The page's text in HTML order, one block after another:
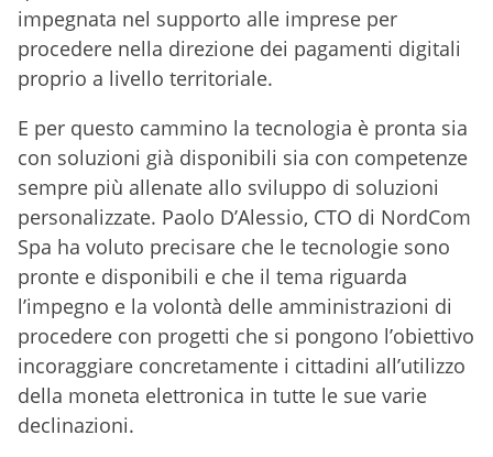
impegnata nel supporto alle imprese per
procedere nella direzione dei pagamenti digitali
proprio a livello territoriale.
E per questo cammino la tecnologia è pronta sia
con soluzioni già disponibili sia con competenze
sempre più allenate allo sviluppo di soluzioni
personalizzate. Paolo D’Alessio, CTO di NordCom
Spa ha voluto precisare che le tecnologie sono
pronte e disponibili e che il tema riguarda
l’impegno e la volontà delle amministrazioni di
procedere con progetti che si pongono l’obiettivo
incoraggiare concretamente i cittadini all’utilizzo
della moneta elettronica in tutte le sue varie
declinazioni.